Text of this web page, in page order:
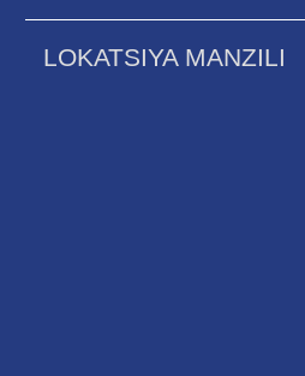
LOKATSIYA MANZILI